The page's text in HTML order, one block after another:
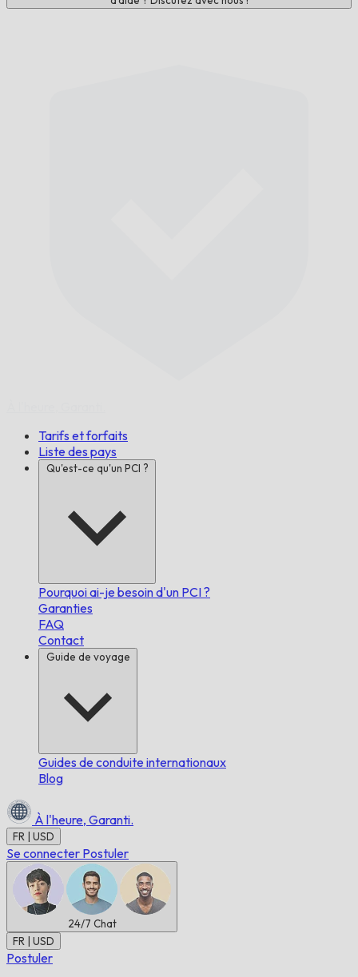
Tarifs et forfaits
Liste des pays
Qu'est-ce qu'un PCI ?
Pourquoi ai-je besoin d'un PCI ?
Garanties
FAQ
Contact
Guide de voyage
Guides de conduite internationaux
Blog
À l'heure, Garanti.
FR | USD
Se connecter Postuler
24/7 Chat
FR | USD
Postuler